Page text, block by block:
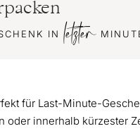
INletzter
für Last-Minute-
innerhalb kürzester